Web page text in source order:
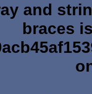
and
braces